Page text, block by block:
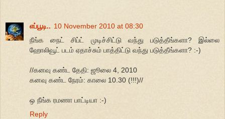
எப்பூடி.. 10 November 2010 at 08:30
நீங்க நைட் சிப்ட் முடிச்சிட்டு வந்து படுத்தீங்களா? இல்லை
ஹோலிவூட் படம் ஏதாச்சும் பாத்திட்டு வந்து படுத்தீங்களா? :-)
//கனவு கண்ட தேதி: ஜூலை 4, 2010
கனவு கண்ட நேரம்: காலை 10.30 (!!!)//
ஒ நீங்க ரமணா பாட்டியா :-)
Reply